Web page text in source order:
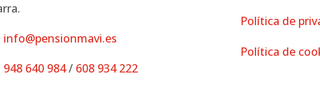
info@pensionmavi.es
948 640 984/ 608 934 222
Política de
Política de